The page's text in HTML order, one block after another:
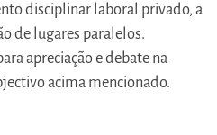
disciplinar laboral privado, a
de lugares paralelos.
apreciação e debate na
acima mencionado.